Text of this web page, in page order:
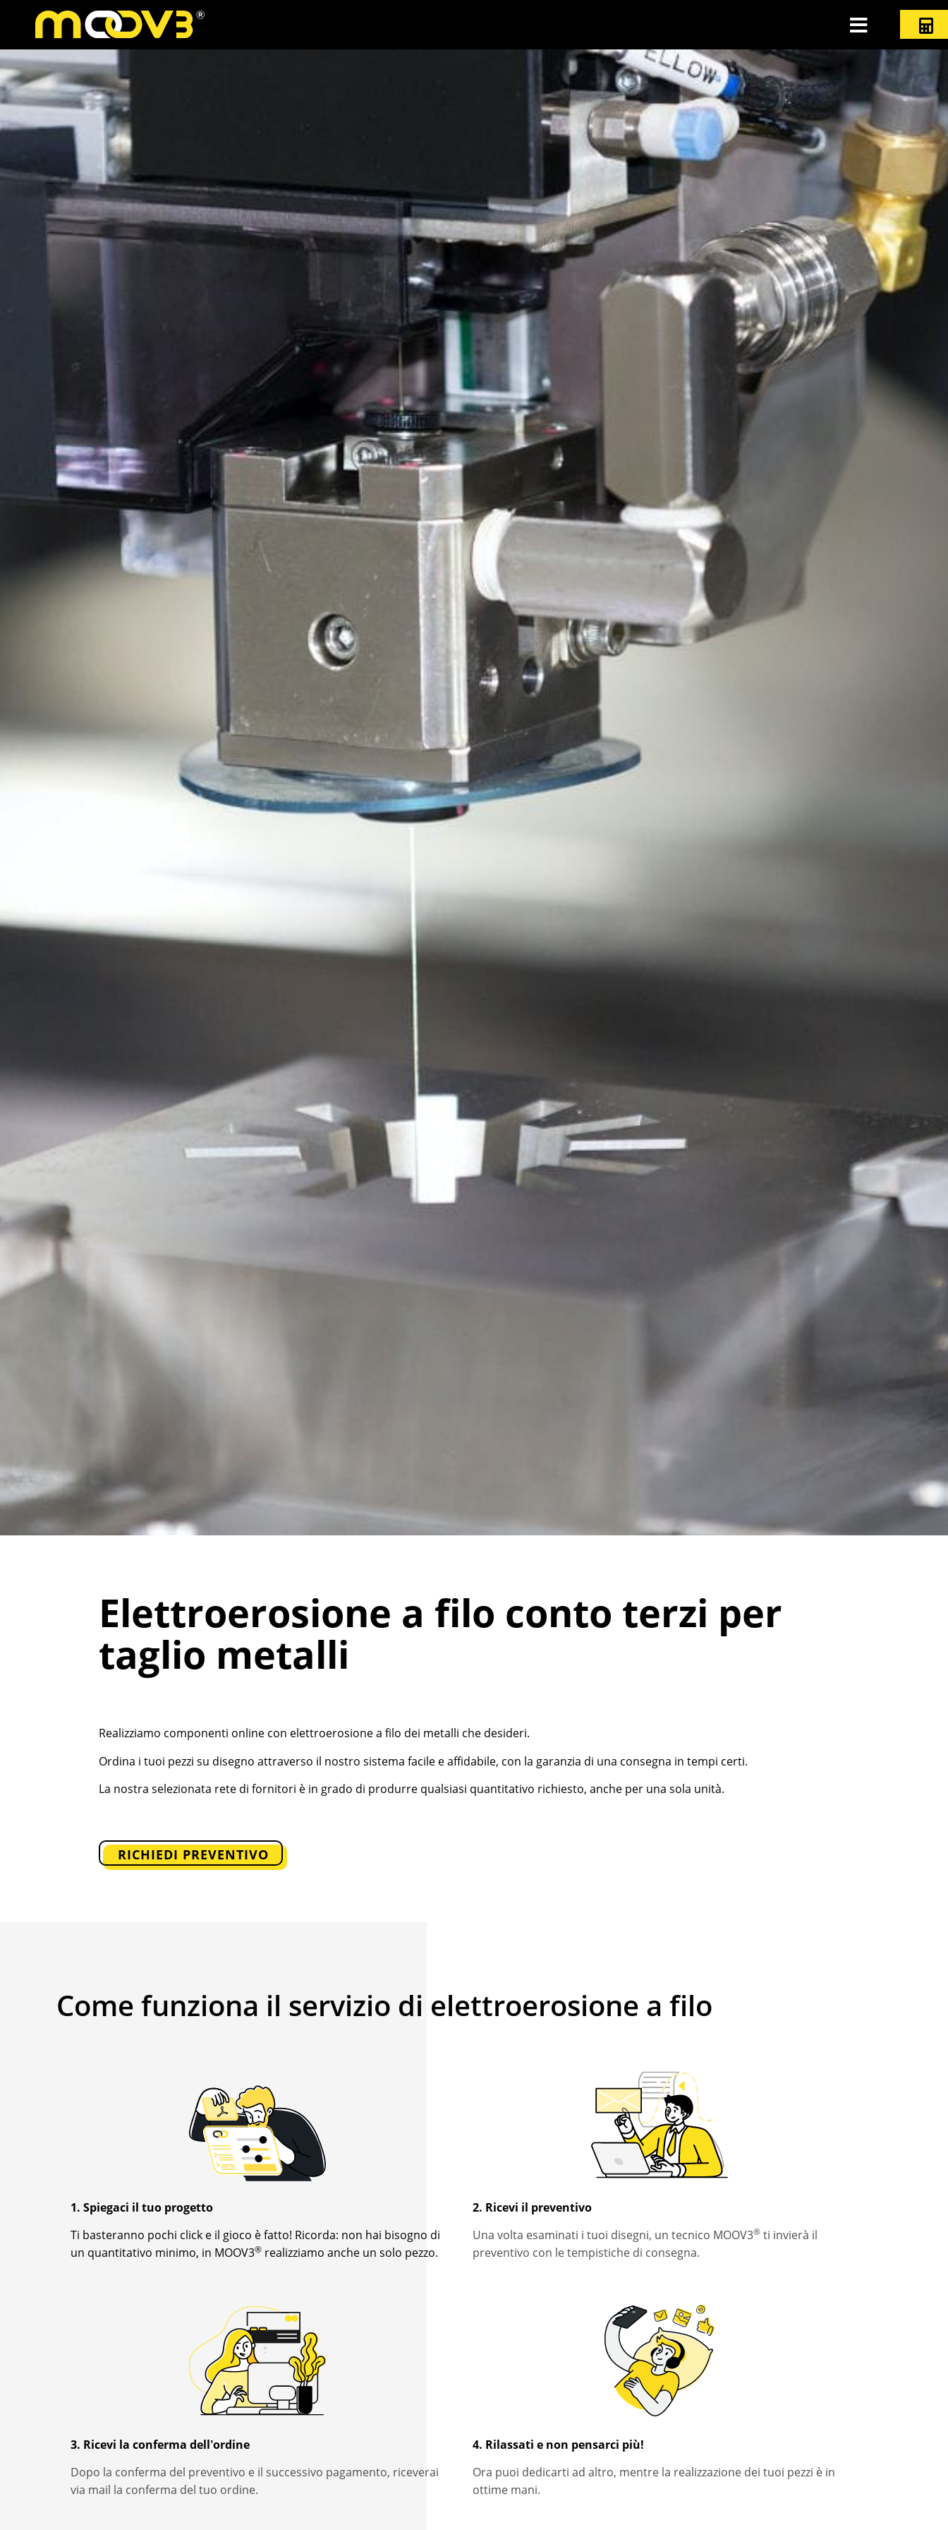
Elettroerosione a filo conto terzi per
taglio metalli
Realizziamo componenti online con elettroerosione a filo dei metalli che desideri.
Ordina i tuoi pezzi su disegno attraverso il nostro sistema facile e affidabile, con la garanzia di una consegna in tempi certi.
La nostra selezionata rete di fornitori è in grado di produrre qualsiasi quantitativo richiesto, anche per una sola unità.
RICHIEDI PREVENTIVO
Come funziona il servizio di elettroerosione a filo
1. Spiegaci il tuo progetto
Ti basteranno pochi click e il gioco è fatto! Ricorda: non hai bisogno di
un quantitativo minimo, in MOOV3® realizziamo anche un solo pezzo.
2. Ricevi il preventivo
Una volta esaminati i tuoi disegni, un tecnico MOOV3® ti invierà il
preventivo con le tempistiche di consegna.
3. Ricevi la conferma dell’ordine
Dopo la conferma del preventivo e il successivo pagamento, riceverai
via mail la conferma del tuo ordine.
4. Rilassati e non pensarci più!
Ora puoi dedicarti ad altro, mentre la realizzazione dei tuoi pezzi è in
ottime mani.